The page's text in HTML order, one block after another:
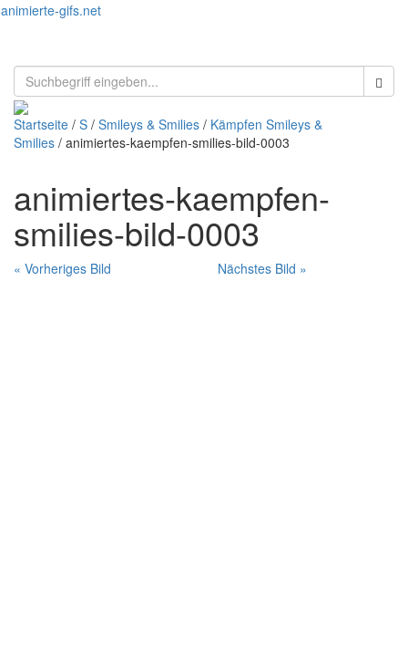
animierte-gifs.net
Startseite / S / Smileys & Smilies / Kämpfen Smileys &
Smilies / animiertes-kaempfen-smilies-bild-0003
animiertes-kaempfen-
smilies-bild-0003
« Vorheriges Bild Nächstes Bild »